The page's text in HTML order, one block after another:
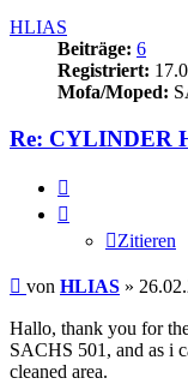
HLIAS
Beiträge: 6
Registriert:
Mofa/Moped:
Re: CYLINDER
Zitieren
Beitrag
von HLIAS »
Hallo, thank you for
SACHS 501, and as i
cleaned area.